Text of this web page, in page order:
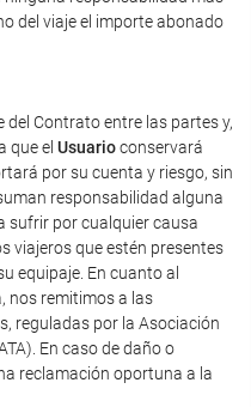
del viaje el importe abonado
del Contrato entre las partes y,
que el Usuarioconservará
por su cuenta y riesgo, sin
responsabilidad alguna
sufrir por cualquier causa
viajeros que estén presentes
equipaje. En cuanto al
nos remitimos a las
reguladas por la Asociación
En caso de daño o
reclamación oportuna a la